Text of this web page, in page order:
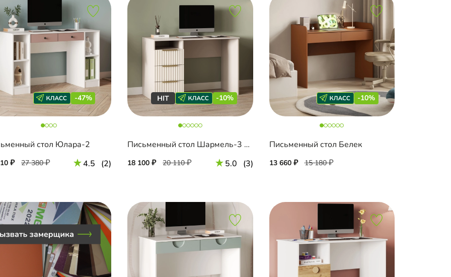
-47%
стол Юлара-2
27 380 4.5 (2)
-10%
Письменный стол Шармель-3 Лайф
18 100 20 110 5.0 (3)
-10%
Письменный стол Белек
13 660 15 180